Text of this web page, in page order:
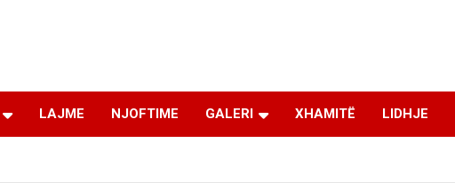
LAJME NJOFTIME GALERI XHAMITË LIDHJE